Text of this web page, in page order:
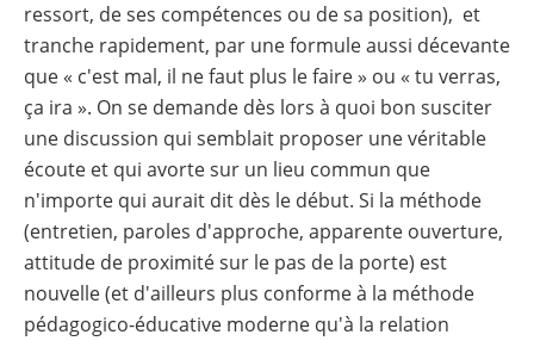
ressort, de ses compétences ou de sa position), et
tranche rapidement, par une formule aussi décevante
que « c'est mal, il ne faut plus le faire » ou « tu verras,
ça ira ». On se demande dès lors à quoi bon susciter
une discussion qui semblait proposer une véritable
écoute et qui avorte sur un lieu commun que
n'importe qui aurait dit dès le début. Si la méthode
(entretien, paroles d'approche, apparente ouverture,
attitude de proximité sur le pas de la porte) est
nouvelle (et d'ailleurs plus conforme à la méthode
pédagogico-éducative moderne qu'à la relation